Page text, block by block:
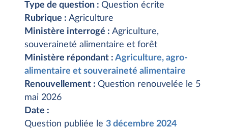
Type de question : Question écrite
Rubrique : Agriculture
Ministère interrogé : Agriculture,
souveraineté alimentaire et forêt
Ministère répondant : Agriculture, agro-
alimentaire et souveraineté alimentaire
Renouvellement : Question renouvelée le 5
mai 2026
Date :
Question publiée le 3 décembre 2024